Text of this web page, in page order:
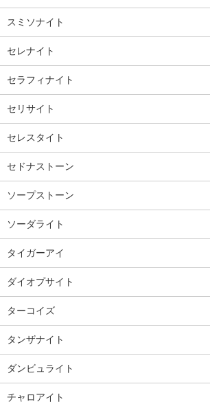
スミソナイト
セレナイト
セラフィナイト
セリサイト
セレスタイト
セドナストーン
ソープストーン
ソーダライト
タイガーアイ
ダイオプサイト
ターコイズ
タンザナイト
ダンビュライト
チャロアイト